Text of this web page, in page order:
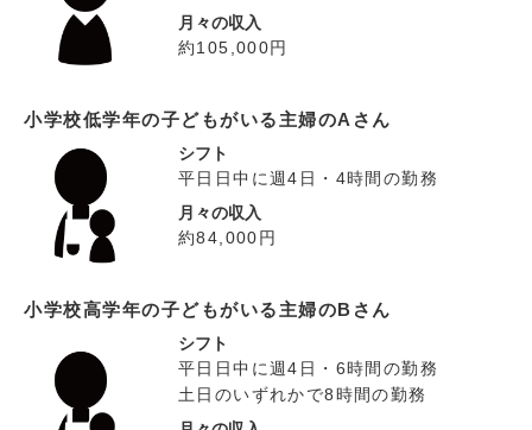
月々の収入
約105,000円
小学校低学年の子どもがいる主婦のAさん
シフト
平日日中に週4日・4時間の勤務
月々の収入
約84,000円
小学校高学年の子どもがいる主婦のBさん
シフト
平日日中に週4日・6時間の勤務
土日のいずれかで8時間の勤務